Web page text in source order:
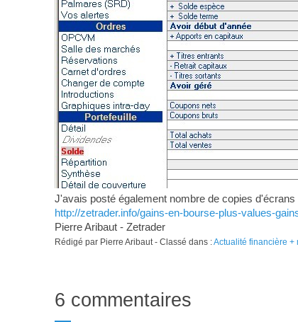
J'avais posté également nombre de copies
http://zetrader.info/gains-en-bourse-plus-values-
Pierre Aribaut - Zetrader
Rédigé par Pierre Aribaut - Classé dans :Actualité financière +
6 commentaires